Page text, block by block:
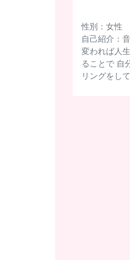
性別：女性
自己紹介：
変われば人
ることで 自
リングをし